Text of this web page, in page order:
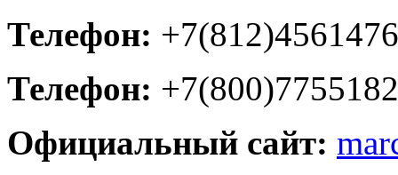
Телефон: +7(812)4561476
Телефон:
Официальный сайт: